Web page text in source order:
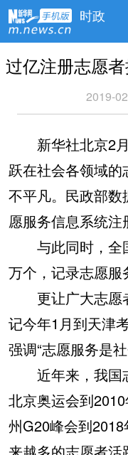
时政
过亿注册志愿
2019-
新华社北京2月
跃在社会各领域的
不平凡。民政部
愿服务信息系统注
与此同时，全
万个，记录志愿服
更让广大志愿
记今年1月到天津
强调“志愿服务是
近年来，我国
北京奥运会到
州G20峰会到